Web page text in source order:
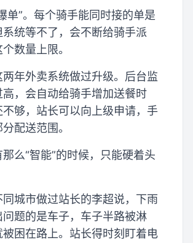
单”。每个骑手能同时接的单是
系统等不了，会不断给骑手派
数量上限。
年外卖系统做过升级。后台监
高，会自动给骑手增加送餐时
不够，站长可以向上级申请，手
配送范围。
么“智能”的时候，只能硬着头
同城市做过站长的李超说，下雨
问题的是车子，车子半路被淋
困在路上。站长得时刻盯着电